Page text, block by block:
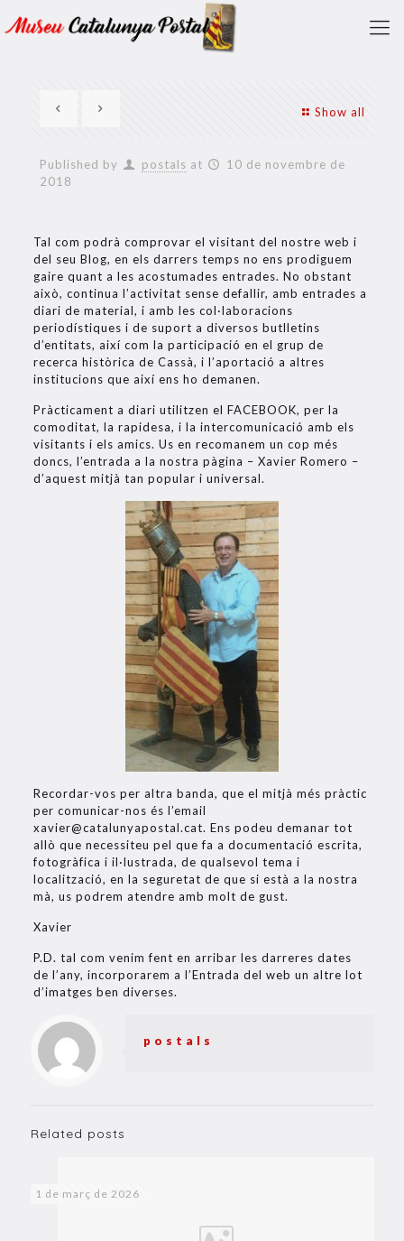
Show all
Published by postals at
10 de novembre de
2018
Tal com podrà comprovar el visitant del nostre web i
del seu Blog, en els darrers temps no ens prodiguem
gaire quant a les acostumades entrades. No obstant
això, continua l’activitat sense defallir, amb entrades a
diari de material, i amb les col·laboracions
periodístiques i de suport a diversos butlletins
d’entitats, així com la participació en el grup de
recerca històrica de Cassà, i l’aportació a altres
institucions que així ens ho demanen.
Pràcticament a diari utilitzen el FACEBOOK, per la
comoditat, la rapidesa, i la intercomunicació amb els
visitants i els amics. Us en recomanem un cop més
doncs, l’entrada a la nostra pàgina – Xavier Romero –
d’aquest mitjà tan popular i universal.
Recordar-vos per altra banda, que el mitjà més pràctic
per comunicar-nos és l’email
xavier@catalunyapostal.cat. Ens podeu demanar tot
allò que necessiteu pel que fa a documentació escrita,
fotogràfica i il·lustrada, de qualsevol tema i
localització, en la seguretat de que si està a la nostra
mà, us podrem atendre amb molt de gust.
Xavier
P.D. tal com venim fent en arribar les darreres dates
de l’any, incorporarem a l’Entrada del web un altre lot
d’imatges ben diverses.
postals
Related posts
1 de març de 2026